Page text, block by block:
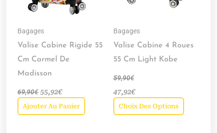
Bagages
Valise Cabine Rigide 55
Cm Carmel De
Madisson
69,90€ 55,92€
Ajouter Au Panier
Bagages
Valise Cabine 4 Roues
55 Cm Light Kobe
59,90€
47,92€
Choix Des Options
sur
du
produit